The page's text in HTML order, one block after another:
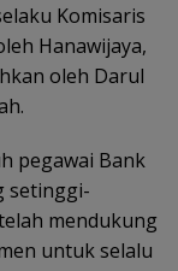
Komisaris
Hanawijaya,
oleh Darul
pegawai Bank
setinggi-
mendukung
untuk selalu